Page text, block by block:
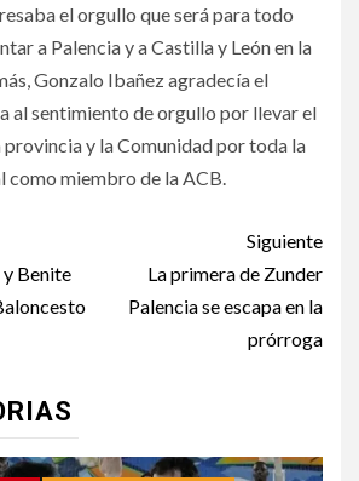
el orgullo que será para todo
a Palencia y a Castilla y León en la
Gonzalo Ibañez agradecía el
al sentimiento de orgullo por llevar el
y la Comunidad por toda la
como miembro de la ACB.
y Benite
Siguiente
La primera de Zunder
Palencia se escapa en la
prórroga